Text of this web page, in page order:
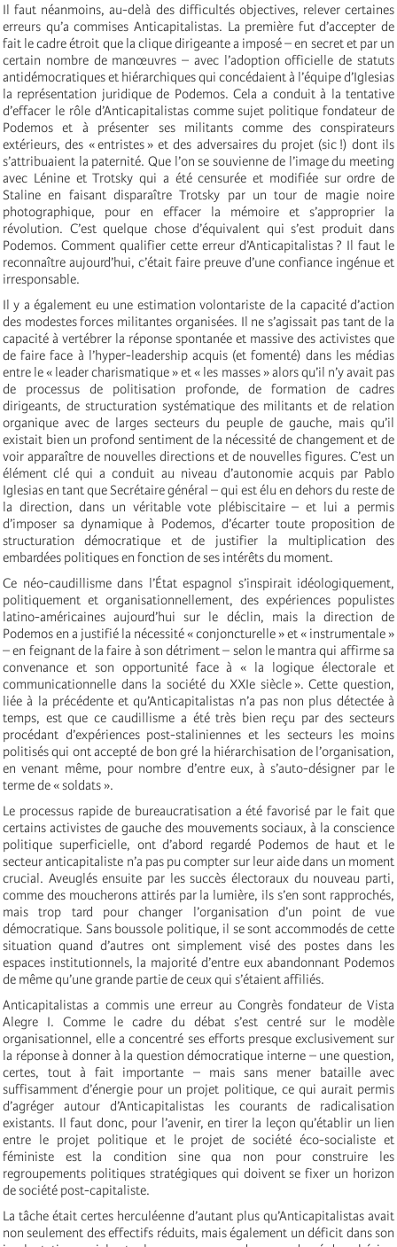
Il faut néanmoins, au-delà des difficultés objectives, relever certaines
erreurs qu’a commises Anticapitalistas. La première fut d’accepter de
fait le cadre étroit que la clique dirigeante a imposé – en secret et par un
certain nombre de manœuvres – avec l’adoption officielle de statuts
antidémocratiques et hiérarchiques qui concédaient à l’équipe d’Iglesias
la représentation juridique de Podemos. Cela a conduit à la tentative
d’effacer le rôle d’Anticapitalistas comme sujet politique fondateur de
Podemos et à présenter ses militants comme des conspirateurs
extérieurs, des « entristes » et des adversaires du projet (sic !) dont ils
s’attribuaient la paternité. Que l’on se souvienne de l’image du meeting
avec Lénine et Trotsky qui a été censurée et modifiée sur ordre de
Staline en faisant disparaître Trotsky par un tour de magie noire
photographique, pour en effacer la mémoire et s’approprier la
révolution. C’est quelque chose d’équivalent qui s’est produit dans
Podemos. Comment qualifier cette erreur d’Anticapitalistas ? Il faut le
reconnaître aujourd’hui, c’était faire preuve d’une confiance ingénue et
irresponsable.
Il y a également eu une estimation volontariste de la capacité d’action
des modestes forces militantes organisées. Il ne s’agissait pas tant de la
capacité à vertébrer la réponse spontanée et massive des activistes que
de faire face à l’hyper-leadership acquis (et fomenté) dans les médias
entre le « leader charismatique » et « les masses » alors qu’il n’y avait pas
de processus de politisation profonde, de formation de cadres
dirigeants, de structuration systématique des militants et de relation
organique avec de larges secteurs du peuple de gauche, mais qu’il
existait bien un profond sentiment de la nécessité de changement et de
voir apparaître de nouvelles directions et de nouvelles figures. C’est un
élément clé qui a conduit au niveau d’autonomie acquis par Pablo
Iglesias en tant que Secrétaire général – qui est élu en dehors du reste de
la direction, dans un véritable vote plébiscitaire – et lui a permis
d’imposer sa dynamique à Podemos, d’écarter toute proposition de
structuration démocratique et de justifier la multiplication des
embardées politiques en fonction de ses intérêts du moment.
Ce néo-caudillisme dans l’État espagnol s’inspirait idéologiquement,
politiquement et organisationnellement, des expériences populistes
latino-américaines aujourd’hui sur le déclin, mais la direction de
Podemos en a justifié la nécessité « conjoncturelle » et « instrumentale »
– en feignant de la faire à son détriment – selon le mantra qui affirme sa
convenance et son opportunité face à « la logique électorale et
communicationnelle dans la société du XXIe siècle ». Cette question,
liée à la précédente et qu’Anticapitalistas n’a pas non plus détectée à
temps, est que ce caudillisme a été très bien reçu par des secteurs
procédant d’expériences post-staliniennes et les secteurs les moins
politisés qui ont accepté de bon gré la hiérarchisation de l’organisation,
en venant même, pour nombre d’entre eux, à s’auto-désigner par le
terme de « soldats ».
Le processus rapide de bureaucratisation a été favorisé par le fait que
certains activistes de gauche des mouvements sociaux, à la conscience
politique superficielle, ont d’abord regardé Podemos de haut et le
secteur anticapitaliste n’a pas pu compter sur leur aide dans un moment
crucial. Aveuglés ensuite par les succès électoraux du nouveau parti,
comme des moucherons attirés par la lumière, ils s’en sont rapprochés,
mais trop tard pour changer l’organisation d’un point de vue
démocratique. Sans boussole politique, il se sont accommodés de cette
situation quand d’autres ont simplement visé des postes dans les
espaces institutionnels, la majorité d’entre eux abandonnant Podemos
de même qu’une grande partie de ceux qui s’étaient affiliés.
Anticapitalistas a commis une erreur au Congrès fondateur de Vista
Alegre I. Comme le cadre du débat s’est centré sur le modèle
organisationnel, elle a concentré ses efforts presque exclusivement sur
la réponse à donner à la question démocratique interne – une question,
certes, tout à fait importante – mais sans mener bataille avec
suffisamment d’énergie pour un projet politique, ce qui aurait permis
d’agréger autour d’Anticapitalistas les courants de radicalisation
existants. Il faut donc, pour l’avenir, en tirer la leçon qu’établir un lien
entre le projet politique et le projet de société éco-socialiste et
féministe est la condition sine qua non pour construire les
regroupements politiques stratégiques qui doivent se fixer un horizon
de société post-capitaliste.
La tâche était certes herculéenne d’autant plus qu’Anticapitalistas avait
non seulement des effectifs réduits, mais également un déficit dans son